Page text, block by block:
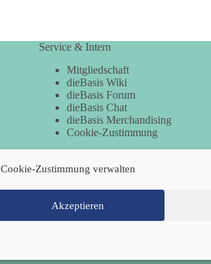
Cookie-Zustimmung verwalten
Akzeptieren
Service & Intern
Mitgliedschaft
dieBasis Wiki
dieBasis Forum
dieBasis Chat
dieBasis Merchandising
Cookie-Zustimmung
Mitglied werden Kontakt Cookie-